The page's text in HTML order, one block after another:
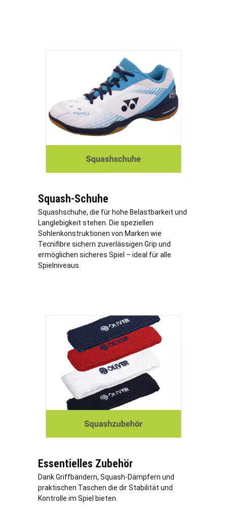
Squash-Schuhe
Squashschuhe, die für hohe Belastbarkeit und
Langlebigkeit stehen. Die speziellen
Sohlenkonstruktionen von Marken wie
Tecnifibre sichern zuverlässigen Grip und
ermöglichen sicheres Spiel – ideal für alle
Spielniveaus.
Essentielles Zubehör
Dank Griffbändern, Squash-Dämpfern und
praktischen Taschen die dir Stabilität und
Kontrolle im Spiel bieten.